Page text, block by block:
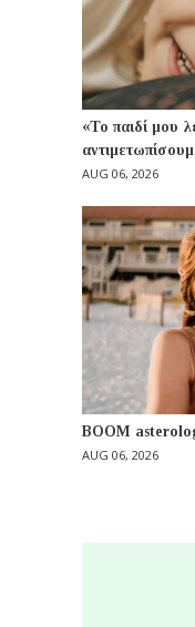
«Το παιδί μου
AUG 06, 2026
BOOM
AUG 06, 2026